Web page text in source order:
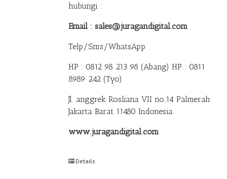
hubungi :
Email : sales@juragandigital.com
Telp/Sms/WhatsApp
HP : 0812 98 213 98 (Abang) HP : 0811
8989 242 (Tyo)
Jl. anggrek Rosliana VII no.14 Palmerah
Jakarta Barat 11480 Indonesia
www.juragandigital.com
Details